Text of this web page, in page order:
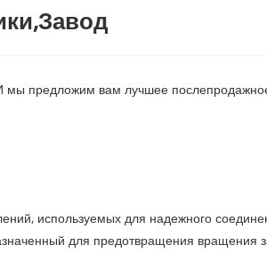
мы предложим вам лучшее
используемых для надежного
для предотвращения вращения